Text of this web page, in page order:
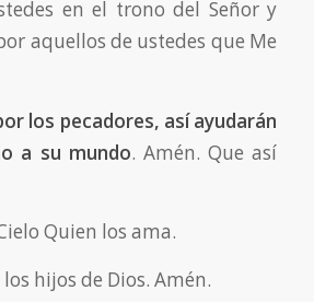
en el trono del Señor y
aquellos de ustedes que Me
los pecadores, así ayudarán
a su mundo. Amén. Que así
Quien los ama.
hijos de Dios. Amén.